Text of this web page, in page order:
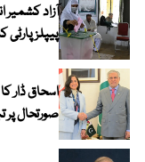
آزاد
پیپلز پارٹی
اسحاق ڈار
صورتحال پر